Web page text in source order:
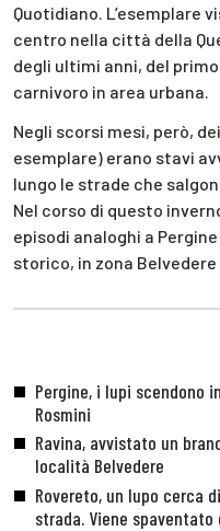
Quotidiano. L’esemplare
centro nella città della
degli ultimi anni, del
carnivoro in area urbana.
Negli scorsi mesi, però,
esemplare) erano stavi
lungo le strade che
Nel corso di questo
episodi analoghi a
storico, in zona Belvedere
Pergine, i lupi scendono
Rosmini
Ravina, avvistato un
località Belvedere
Rovereto, un lupo cerca
strada. Viene